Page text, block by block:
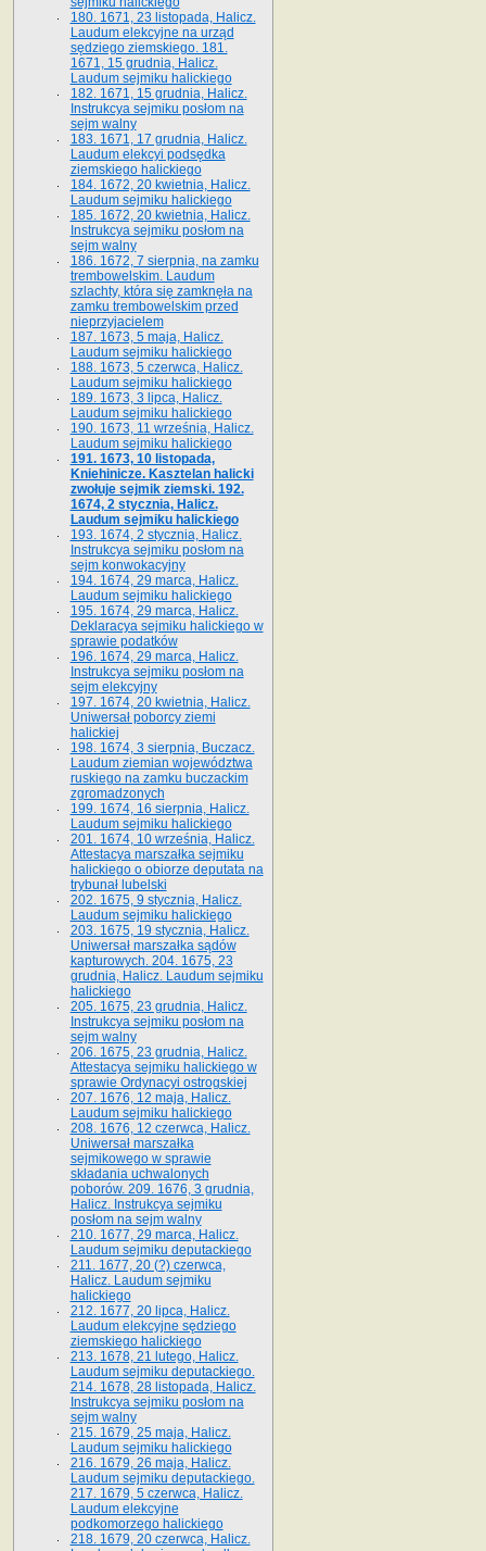
180. 1671, 23 listopada, Halicz.
Laudum elekcyjne na urząd
sędziego ziemskiego. 181.
1671, 15 grudnia, Halicz.
Laudum sejmiku halickiego
182. 1671, 15 grudnia, Halicz.
Instrukcya sejmiku posłom na
sejm walny
183. 1671, 17 grudnia, Halicz.
Laudum elekcyi podsędka
ziemskiego halickiego
184. 1672, 20 kwietnia, Halicz.
Laudum sejmiku halickiego
185. 1672, 20 kwietnia, Halicz.
Instrukcya sejmiku posłom na
sejm walny
186. 1672, 7 sierpnia, na zamku
trembowelskim. Laudum
szlachty, która się zamknęła na
zamku trembowelskim przed
nieprzyjacielem
187. 1673, 5 maja, Halicz.
Laudum sejmiku halickiego
188. 1673, 5 czerwca, Halicz.
Laudum sejmiku halickiego
189. 1673, 3 lipca, Halicz.
Laudum sejmiku halickiego
190. 1673, 11 września, Halicz.
Laudum sejmiku halickiego
191. 1673, 10 listopada,
Kniehinicze. Kasztelan halicki
zwołuje sejmik ziemski. 192.
1674, 2 stycznia, Halicz.
Laudum sejmiku halickiego
193. 1674, 2 stycznia, Halicz.
Instrukcya sejmiku posłom na
sejm konwokacyjny
194. 1674, 29 marca, Halicz.
Laudum sejmiku halickiego
195. 1674, 29 marca, Halicz.
Deklaracya sejmiku halickiego w
sprawie podatków
196. 1674, 29 marca, Halicz.
Instrukcya sejmiku posłom na
sejm elekcyjny
197. 1674, 20 kwietnia, Halicz.
Uniwersał poborcy ziemi
halickiej
198. 1674, 3 sierpnia, Buczacz.
Laudum ziemian województwa
ruskiego na zamku buczackim
zgromadzonych
199. 1674, 16 sierpnia, Halicz.
Laudum sejmiku halickiego
201. 1674, 10 września, Halicz.
Attestacya marszałka sejmiku
halickiego o obiorze deputata na
trybunał lubelski
202. 1675, 9 stycznia, Halicz.
Laudum sejmiku halickiego
203. 1675, 19 stycznia, Halicz.
Uniwersał marszałka sądów
kapturowych. 204. 1675, 23
grudnia, Halicz. Laudum sejmiku
halickiego
205. 1675, 23 grudnia, Halicz.
Instrukcya sejmiku posłom na
sejm walny
206. 1675, 23 grudnia, Halicz.
Attestacya sejmiku halickiego w
sprawie Ordynacyi ostrogskiej
207. 1676, 12 maja, Halicz.
Laudum sejmiku halickiego
208. 1676, 12 czerwca, Halicz.
Uniwersał marszałka
sejmikowego w sprawie
składania uchwalonych
poborów. 209. 1676, 3 grudnia,
Halicz. Instrukcya sejmiku
posłom na sejm walny
210. 1677, 29 marca, Halicz.
Laudum sejmiku deputackiego
211. 1677, 20 (?) czerwca,
Halicz. Laudum sejmiku
halickiego
212. 1677, 20 lipca, Halicz.
Laudum elekcyjne sędziego
ziemskiego halickiego
213. 1678, 21 lutego, Halicz.
Laudum sejmiku deputackiego.
214. 1678, 28 listopada, Halicz.
Instrukcya sejmiku posłom na
sejm walny
215. 1679, 25 maja, Halicz.
Laudum sejmiku halickiego
216. 1679, 26 maja, Halicz.
Laudum sejmiku deputackiego.
217. 1679, 5 czerwca, Halicz.
Laudum elekcyjne
podkomorzego halickiego
218. 1679, 20 czerwca, Halicz.